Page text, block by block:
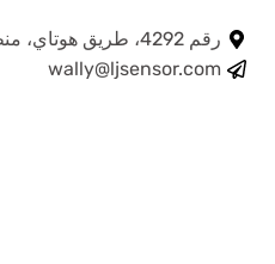
رقم 4292، طريق هوتاي، منطقة باوشان شنغهاي
wally@ljsensor.com